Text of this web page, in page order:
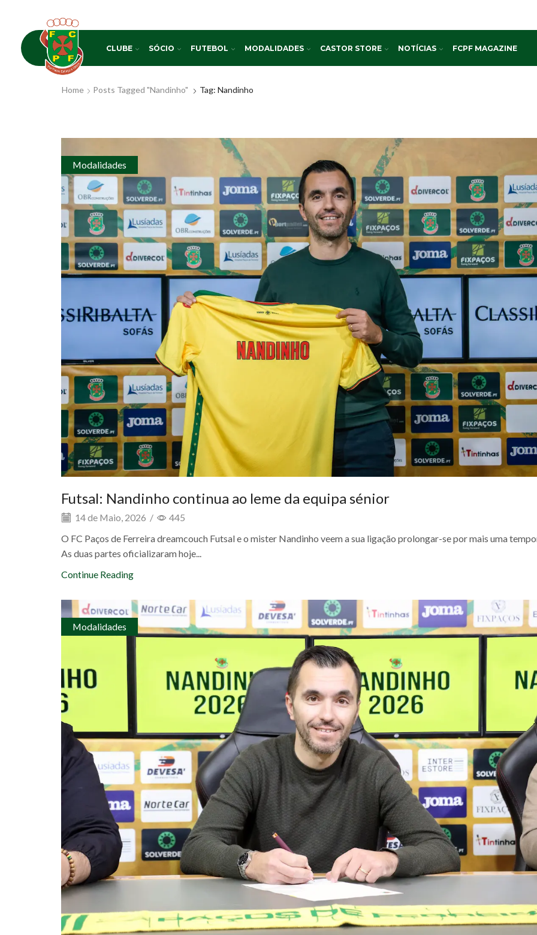
CLUBE SÓCIO FUTEBOL MODALIDADES CASTOR STORE NOTÍCIAS FCPF MAGAZINE
Home Posts Tagged "Nandinho" Tag: Nandinho
Modalidades
Futsal: Nandinho continua ao leme da equipa sénior
14 de Maio, 2026 /
445
O FC Paços de Ferreira dreamcouch Futsal e o mister Nandinho veem a sua ligação prolongar-se por mais uma
As duas partes oficializaram hoje...
Continue Reading
Modalidades